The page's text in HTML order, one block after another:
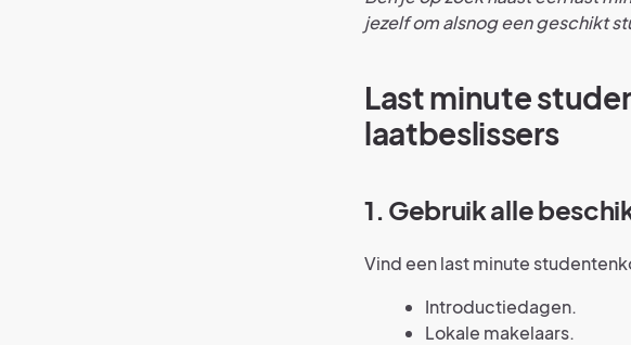
jezelf om alsnog een geschikt
Last minute
laatbeslissers
1. Gebruik alle
Vind een last minute
Introductiedagen.
Lokale makelaars.